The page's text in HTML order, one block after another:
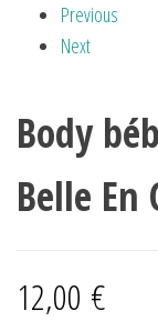
Previous
Next
Body
Belle En
12,00 €